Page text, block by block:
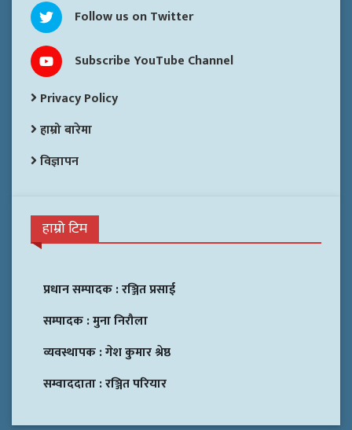
Follow us on Twitter
Subscribe YouTube Channel
Privacy Policy
हाम्रो बारेमा
विज्ञापन
हाम्रो टिम
प्रधान सम्पादक :रञ्जित प्रसाई
सम्पादक :मुना निरौला
व्यवस्थापक :गेश कुमार श्रेष्ठ
सम्वाददाता :रञ्जित परियार